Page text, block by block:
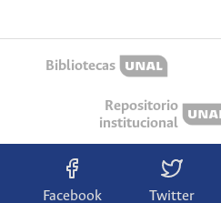
Bibliotecas
Repositorio
institucional
Facebook Twitter